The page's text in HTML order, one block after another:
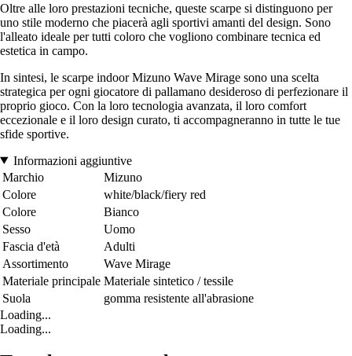
Oltre alle loro prestazioni tecniche, queste scarpe si distinguono per
uno stile moderno che piacerà agli sportivi amanti del design. Sono
l'alleato ideale per tutti coloro che vogliono combinare tecnica ed
estetica in campo.
In sintesi, le scarpe indoor Mizuno Wave Mirage sono una scelta
strategica per ogni giocatore di pallamano desideroso di perfezionare il
proprio gioco. Con la loro tecnologia avanzata, il loro comfort
eccezionale e il loro design curato, ti accompagneranno in tutte le tue
sfide sportive.
Informazioni aggiuntive
Marchio
Mizuno
Colore
white/black/fiery red
Colore
Bianco
Sesso
Uomo
Fascia d'età
Adulti
Assortimento
Wave Mirage
Materiale principale Materiale sintetico / tessile
Suola
gomma resistente all'abrasione
Loading...
Loading...